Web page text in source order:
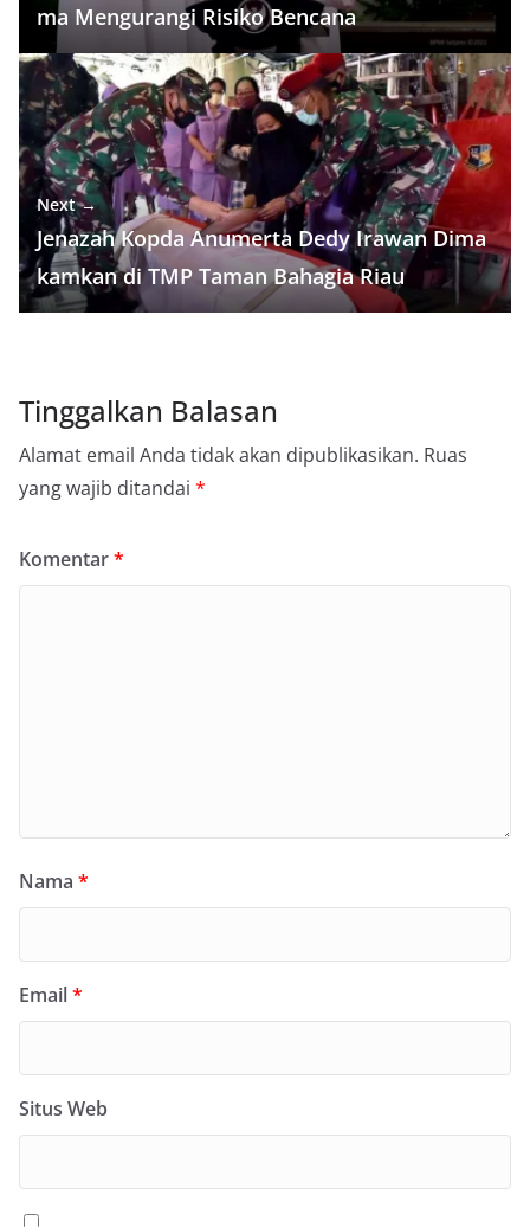
ma Mengurangi Risiko Bencana
Next →
Jenazah Kopda Anumerta Dedy Irawan Dima
kamkan di TMP Taman Bahagia Riau
Tinggalkan Balasan
Alamat email Anda tidak akan dipublikasikan. Ruas
yang wajib ditandai *
Komentar*
Nama *
Email*
Situs Web